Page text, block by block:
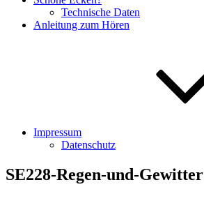
Technische Daten
Anleitung zum Hören
Impressum
Datenschutz
SE228-Regen-und-Gewitter